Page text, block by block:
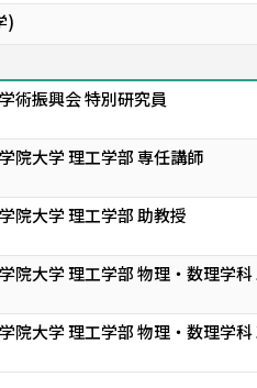
)
術振興会 特別研究員
院大学 理工学部 専任講師
院大学 理工学部 助教授
院大学 理工学部 物理・数理学科
院大学 理工学部 物理・数理学科